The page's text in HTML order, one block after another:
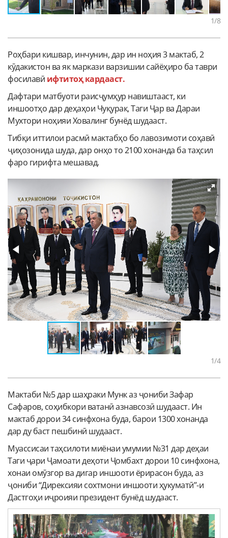
1/8
Роҳбари кишвар, инчунин, дар ин ноҳия 3 мактаб, 2
кӯдакистон ва як маркази варзишии сайёҳиро ба таври
фосилавӣ ифтитоҳ кардааст.
Дафтари матбуоти раисҷумҳур навиштааст, ки
иншоотҳо дар деҳаҳои Чуқурак, Таги Ҷар ва Дараи
Мухтори ноҳияи Ховалинг бунёд шудааст.
Тибқи иттилои расмӣ мактабҳо бо лавозимоти соҳавӣ
ҷиҳозонида шуда, дар онҳо то 2100 хонанда ба таҳсил
фаро гирифта мешавад.
1/4
Мактаби №5 дар шаҳраки Мунк аз ҷониби Зафар
Сафаров, соҳибкори ватанӣ азнавсозӣ шудааст. Ин
мактаб дорои 34 синфхона буда, барои 1300 хонанда
дар ду баст пешбинӣ шудааст.
Муассисаи таҳсилоти миёнаи умумии №31 дар деҳаи
Таги ҷари Ҷамоати деҳоти Ҷомбахт дорои 10 синфхона,
хонаи омӯзгор ва дигар иншооти ёрирасон буда, аз
ҷониби “Дирексияи сохтмони иншооти ҳукуматӣ”-и
Дастгоҳи иҷроияи президент бунёд шудааст.